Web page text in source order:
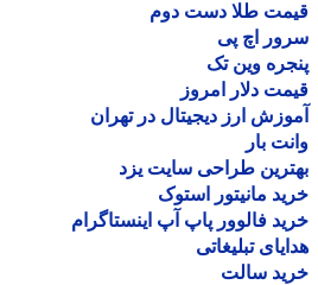
طلا دست دوم
اچ پی
وین تک
دلار امروز
ارز دیجیتال در تهران
بار
طراحی سایت یزد
مانیتور استوک
فالوور پاپ آپ اینستاگرام
تبلیغاتی
سالت